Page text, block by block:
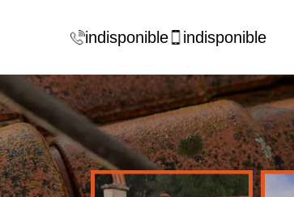
indisponible indisponible